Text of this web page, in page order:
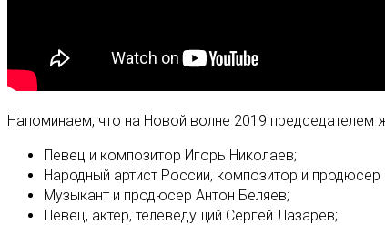
Напоминаем, что на Новой волне 2019 председателем
Певец и композитор Игорь Николаев;⠀
Народный артист России, композитор и продюсер
Музыкант и продюсер Антон Беляев;⠀
Певец, актер, телеведущий Сергей Лазарев;⠀